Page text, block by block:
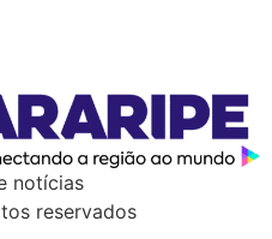
notícias
reservados